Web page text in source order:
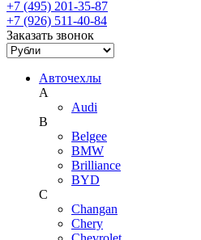
+7 (495) 201-35-87
+7 (926) 511-40-84
Заказать звонок
Авточехлы
A
Audi
B
Belgee
BMW
Brilliance
BYD
C
Changan
Chery